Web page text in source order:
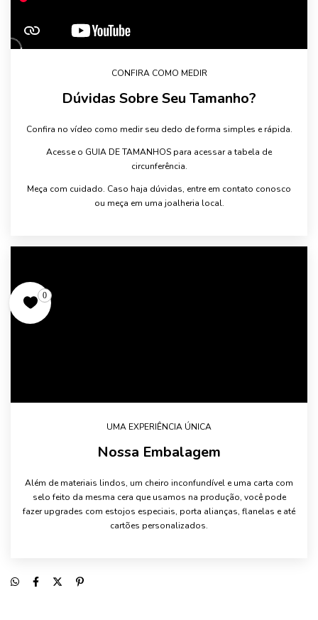
CONFIRA COMO MEDIR
Dúvidas Sobre Seu Tamanho?
Confira no vídeo como medir seu dedo de forma simples e rápida.
Acesse o GUIA DE TAMANHOS para acessar a tabela de
circunferência.
Meça com cuidado. Caso haja dúvidas, entre em contato conosco
ou meça em uma joalheria local.
UMA EXPERIÊNCIA ÚNICA
Nossa Embalagem
Além de materiais lindos, um cheiro inconfundível e uma carta com
selo feito da mesma cera que usamos na produção, você pode
fazer upgrades com estojos especiais, porta alianças, flanelas e até
cartões personalizados.
0